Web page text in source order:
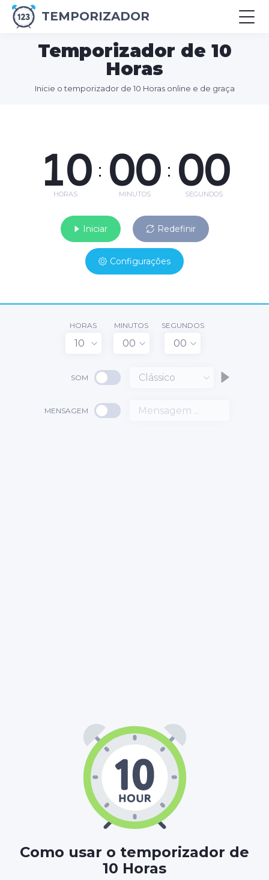
TEMPORIZADOR
Temporizador de 10
Horas
Inicie o temporizador de 10 Horas online e de graça
10
HORAS
: 00
MINUTOS
: 00
SEGUNDOS
Iniciar Redefinir
Configurações
HORAS
10
MINUTOS
00
SEGUNDOS
00
SOM Clássico
MENSAGEM
Como usar o temporizador de
10 Horas
10 00
MINUTOS 00